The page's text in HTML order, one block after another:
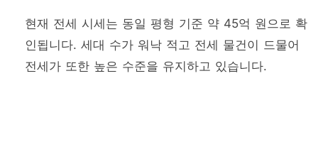
현재 전세 시세는 동일 평형 기준 약 45억 원으로 확
인됩니다. 세대 수가 워낙 적고 전세 물건이 드물어
전세가 또한 높은 수준을 유지하고 있습니다.